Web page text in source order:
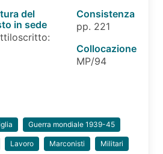
del
in sede
Consistenza
pp. 221
Collocazione
MP/94
Guerra mondiale 1939-45
Lavoro Marconisti Militari